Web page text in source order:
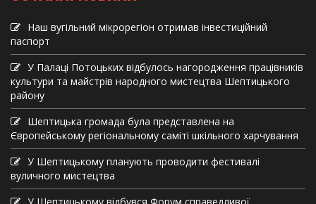
Наш вугільний мікрорегіон отримав інвеcтиційний
паспорт
У Палаці Потоцьких відбулось нагородження працівників
культури та майстрів народного мистецтва Шептицького
району
Шептицька громада була представлена на
Європейському регіональному саміті шкільного харчування
У Шептицькому планують проводити фестивалі
вуличного мистецтва
У Шептицькому відбувся Форум справедливої